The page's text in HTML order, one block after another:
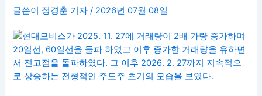
게
는
다
글쓴이 정경춘 기자/ 2026년 07월 08일
호
5
가
지
｜
거